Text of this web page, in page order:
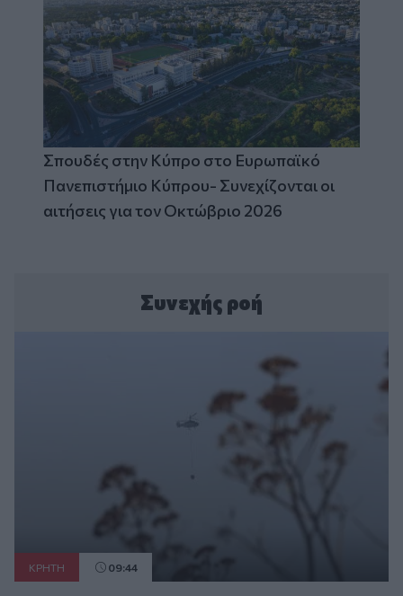
Σπουδές στην Κύπρο στο Ευρωπαϊκό
Πανεπιστήμιο Κύπρου- Συνεχίζονται οι
αιτήσεις για τον Οκτώβριο 2026
Συνεχής ροή
ΚΡΗΤΗ 09:44